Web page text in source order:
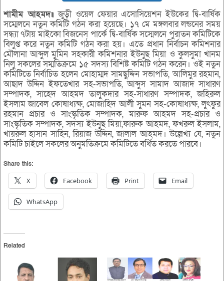
শামীম আহমদ॥জুড়ী ওয়েল ফেয়ার এসোসিয়েশন ইউকের দ্বি-বার্ষিক
সম্মেলনে নতুন কমিটি গঠন করা হয়েছে। ১৭ মে মঙ্গলবার লন্ডনের সময়
সন্ধ্যা ৭টায় মাইকো বিজনেস পার্কে দ্বি-বার্ষিক সস্মেলনে পুরাতন কমিটিকে
বিলুপ্ত করে নতুন কমিটি গঠন করা হয়। এতে প্রধান নির্বাচন কমিশনার
মৌলানা আব্দুল মুমিন সহকারী কমিশনার ইউনুছ মিয়া ও কুলসুমা খানম
নিলু সকলের সম্মতিক্রমে ১৫ সদস্য বিশিষ্ট কমিটি গঠন করেন। ওই নতুন
কমিটিতে নির্বাচিত হলেন মোহাম্মদ সামছুদ্দিন সভাপতি, আলিমুর রহমান,
আছাদ উদ্দিন ইফতেখার সহ-সভাপতি, আব্দুস সামাদ আজাদ সাধারণ
সম্পাদক, সাহেদ আহমদ তালুকদার সহ-সাধারণ সম্পাদক, জহিরুল
ইসলাম জাবেল কোষাধ্যক্ষ, মোজাহিদ আলী সুমন সহ-কোষাধ্যক্ষ, লুৎফুর
রহমান প্রচার ও সাংস্কৃতিক সম্পাদক, মারুফ আহমদ সহ-প্রচার ও
সাংস্কৃতিক সম্পাদক, সদস্য ইউনুছ মিয়া,ফারুক আহমদ, ফখরুল ইসলাম,
খায়রুল হাসান সাহিন, রিয়াজ উদ্দিন, জালাল আহমদ। উল্লেখ্য যে, নতুন
কমিটি চাইলে সকলের অনুমতিক্রমে কমিটিতে বর্ধিত করতে পারবে।
Share this:
X Facebook Print Email
WhatsApp
Related